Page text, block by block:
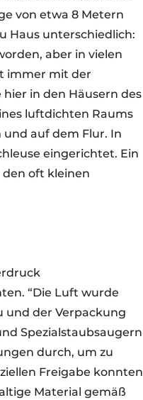
von etwa 8 Metern
Haus unterschiedlich:
aber in vielen
immer mit der
in den Häusern des
luftdichten Raums
auf dem Flur. In
eingerichtet. Ein
den oft kleinen
“Die Luft wurde
und der Verpackung
Spezialstaubsaugern
durch, um zu
Freigabe konnten
Material gemäß